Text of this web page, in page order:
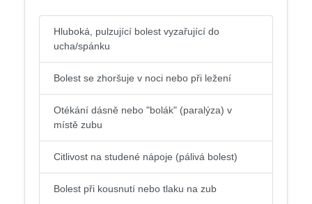
Hluboká, pulzující bolest vyzařující do
ucha/spánku
Bolest se zhoršuje v noci nebo při ležení
Otékání dásně nebo "bolák" (paralýza) v
místě zubu
Citlivost na studené nápoje (pálivá bolest)
Bolest při kousnutí nebo tlaku na zub